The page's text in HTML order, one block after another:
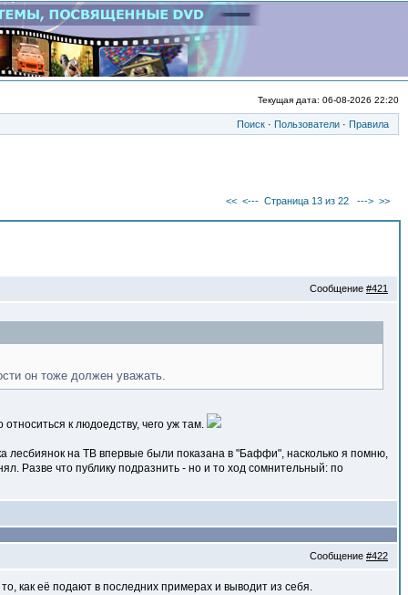
Текущая дата: 06-08-2026 22:20
Поиск · Пользователи · Правила
<< <--- Страница 13 из 22 ---> >>
Сообщение #421
он тоже должен уважать.
к людоедству, чего уж там.
лесбиянок на ТВ впервые были показана в "Баффи", насколько я помню,
Разве что публику подразнить - но и то ход сомнительный: по
Сообщение #422
как её подают в последних примерах и выводит из себя.